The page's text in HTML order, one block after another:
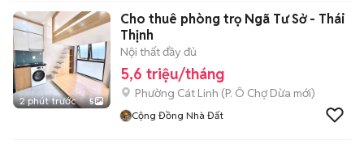
2 phút trước 5
Cho thuê phòng trọ Ngã Tư Sở - Thái
Thịnh
Nội thất đầy đủ
5,6 triệu/tháng
Phường Cát Linh (P. Ô Chợ Dừa mới)
Cộng Đồng Nhà Đất